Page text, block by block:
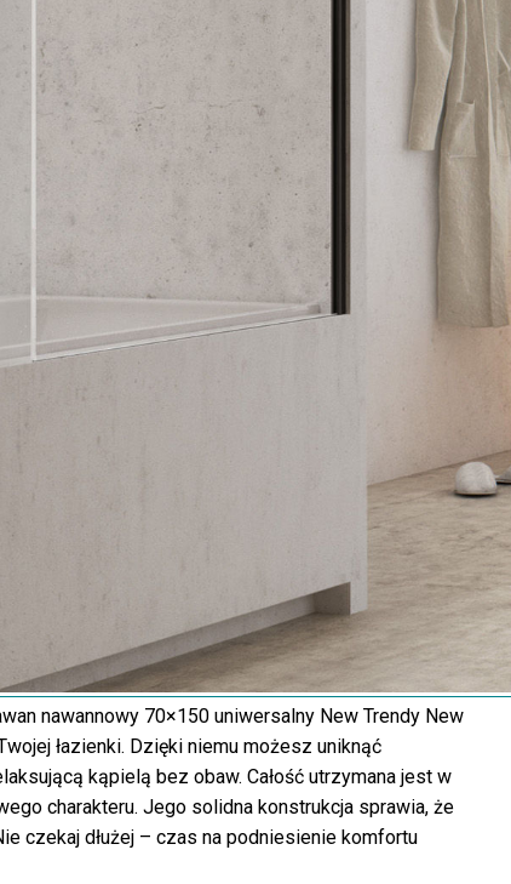
nawannowy 70×150 uniwersalny New Trendy New
łazienki. Dzięki niemu możesz uniknąć
kąpielą bez obaw. Całość utrzymana jest w
charakteru. Jego solidna konstrukcja sprawia, że
czekaj dłużej – czas na podniesienie komfortu